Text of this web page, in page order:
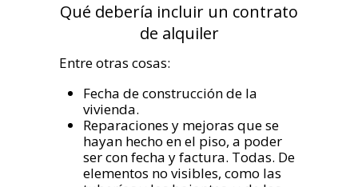
Qué debería incluir un contrato
de alquiler
Entre otras cosas:
Fecha de construcción de la
vivienda.
Reparaciones y mejoras que se
hayan hecho en el piso, a poder
ser con fecha y factura. Todas. De
elementos no visibles, como las